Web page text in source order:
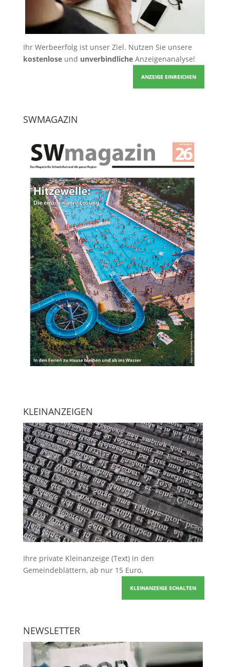
Ihr Werbeerfolg ist unser Ziel. Nutzen Sie unsere
kostenloseund unverbindlicheAnzeigenanalyse!
ANZEIGE EINREICHEN
SWMAGAZIN
KLEINANZEIGEN
Ihre private Kleinanzeige (Text) in den
Gemeindeblättern, ab nur 15 Euro.
KLEINANZEIGE SCHALTEN
NEWSLETTER